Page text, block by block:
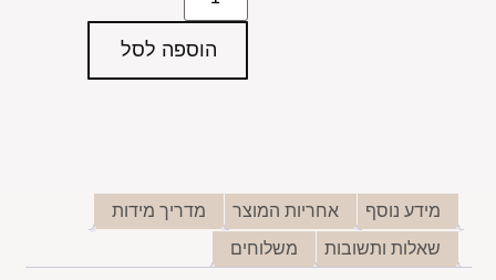
הוספה לסל
מידע נוסף אחריות המוצר
מדריך מידות
שאלות ותשובות
משלוחים